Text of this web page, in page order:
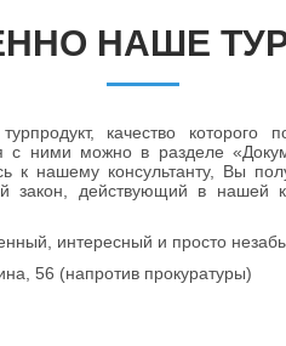
НАШЕ
качество
с ними можно в разделе
к нашему консультанту, Вы
закон, действующий в нашей
интересный и просто
56 (напротив прокуратуры)